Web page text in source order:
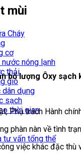
Cháy
cơ
nóng lạnh
thải
gió
dân dụng
sạch
thời gian
tư vấn tổng thể
mùi
bổ lượng Ôxy
Phụ trách Hành
phàn nàn về tình
việc khác đặc thù